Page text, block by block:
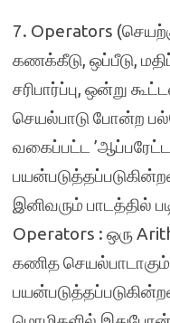
7. Operators
கணக்கீடு, ஒப்பீடு,
சரிபார்ப்பு, ஒன்று
செயல்பாடு போன்ற
வகைப்பட்ட
இனிவரும் பாடத்தில்
Operators : ஒரு
கணித